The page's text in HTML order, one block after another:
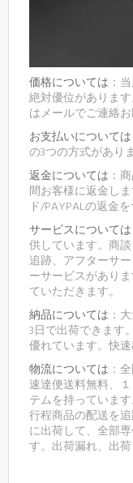
価格については ：
絶対優位がありま
はメールでご連絡
お支払いについては
の3つの方式があり
返金については ：
間お客様に返金し
ド/PAYPALの返金
サービスについては
供しています。商
追跡、アフターサ
ーサービスがあり
ていただきます。
納品については ：
3日で出荷できます
優れています。快
物流については ：
速達便送料無料、
テムを持っていま
行程商品の配送を
に出荷して、全部
す。出荷漏れ、出